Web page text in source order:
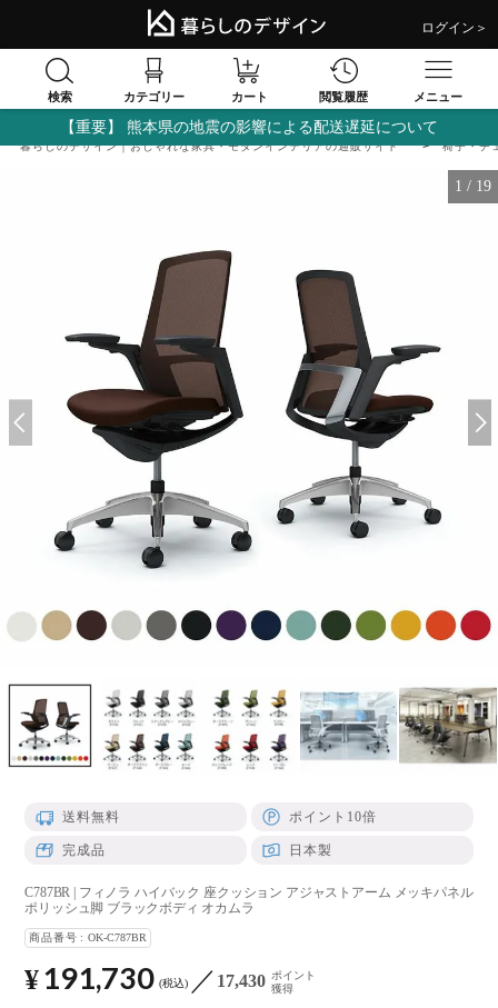
ログイン＞
検索 カテゴリー カート 閲覧履歴 メニュー
【重要】 熊本県の地震の影響による配送遅延について
暮らしのデザイン｜おしゃれな家具・モダンインテリアの通販サイト 椅子・チ
1 / 19
送料無料 ポイント10倍
完成品 日本製
C787BR | フィノラ ハイバック 座クッション アジャストアーム メッキパネル
ポリッシュ脚 ブラックボディ オカムラ
商品番号 OK-C787BR
¥ 191,730 税込 17,430 ポイント
獲得